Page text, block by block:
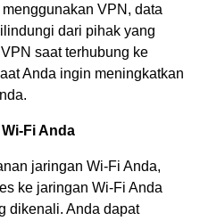
VPN, data
dari pihak yang
saat terhubung ke
Anda ingin meningkatkan
Fi Anda
jaringan Wi-Fi Anda,
ke jaringan Wi-Fi Anda
dikenali. Anda dapat